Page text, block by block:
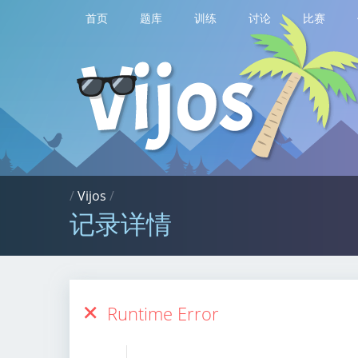
首页 题库 训练 讨论 比赛
/Vijos /
记录详情
Runtime Error